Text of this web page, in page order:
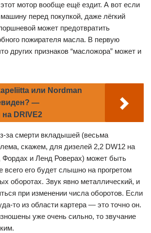
мотор вообще ещё ездит. А вот если
перед покупкой, даже лёгкий
может предотвратить
пожирателя масла. В первую
других признаков “масложора” может и
или Nordman
—
DRIVE2
за смерти вкладышей (весьма
скажем, для дизелей 2,2 DW12 на
Фордах и Ленд Роверах) может быть
его будет слышно на прогретом
оборотах. Звук явно металлический, и
при изменении числа оборотов. Если
то из области картера — это точно он.
уже очень сильно, то звучание